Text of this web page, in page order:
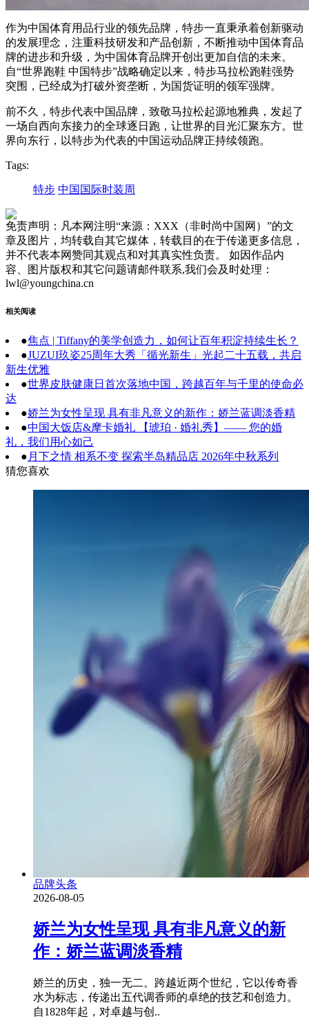
作为中国体育用品行业的领先品牌，特步一直秉承着创新驱动
的发展理念，注重科技研发和产品创新，不断推动中国体育品
牌的进步和升级，为中国体育品牌开创出更加自信的未来。
自“世界跑鞋 中国特步”战略确定以来，特步马拉松跑鞋强势
突围，已经成为打破外资垄断，为国货证明的领军强牌。
前不久，特步代表中国品牌，致敬马拉松起源地雅典，发起了
一场自西向东接力的全球逐日跑，让世界的目光汇聚东方。世
界向东行，以特步为代表的中国运动品牌正持续领跑。
Tags:
特步 中国国际时装周
免责声明：凡本网注明“来源：XXX（非时尚中国网）”的文
章及图片，均转载自其它媒体，转载目的在于传递更多信息，
并不代表本网赞同其观点和对其真实性负责。 如因作品内
容、图片版权和其它问题请邮件联系,我们会及时处理：
lwl@youngchina.cn
相关阅读
●焦点 | Tiffany的美学创造力，如何让百年积淀持续生长？
●JUZUI玖姿25周年大秀「循光新生」光起二十五载，共启
新生优雅
●世界皮肤健康日首次落地中国，跨越百年与千里的使命必
达
●娇兰为女性呈现 具有非凡意义的新作：娇兰蓝调淡香精
●中国大饭店&摩卡婚礼 【琥珀 · 婚礼秀】—— 您的婚
礼，我们用心如己
● 月下之情 相系不变 探索半岛精品店 2026年中秋系列
猜您喜欢
品牌头条
2026-08-05
娇兰为女性呈现 具有非凡意义的新
作：娇兰蓝调淡香精
娇兰的历史，独一无二。跨越近两个世纪，它以传奇香
水为标志，传递出五代调香师的卓绝的技艺和创造力。
自1828年起，对卓越与创..